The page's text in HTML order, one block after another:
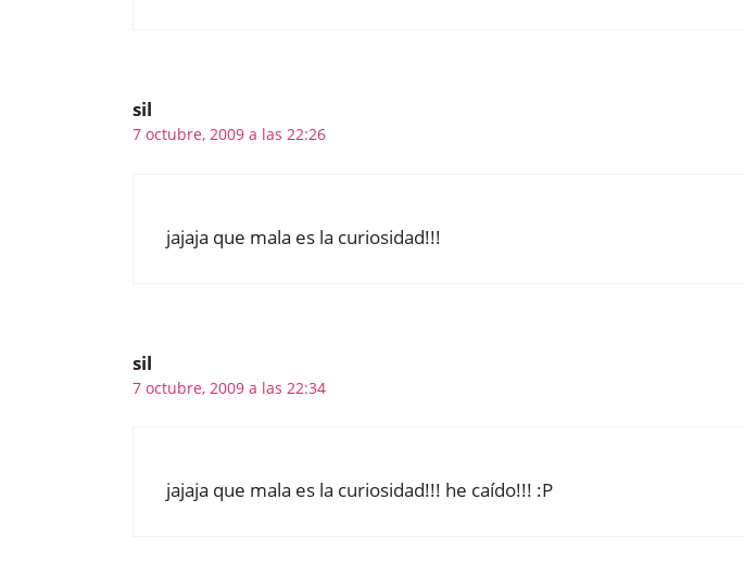
sil
7 octubre, 2009 a las 22:26
jajaja que mala es la curiosidad!!!
sil
7 octubre, 2009 a las 22:34
jajaja que mala es la curiosidad!!! he caído!!! :P